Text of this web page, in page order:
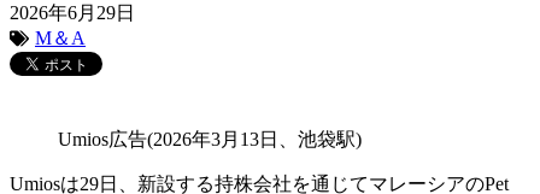
2026年6月29日
M＆A
Umios広告(2026年3月13日、池袋駅)
Umiosは29日、新設する持株会社を通じてマレーシアのPet